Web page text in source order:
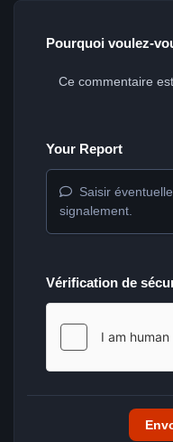
Pourquoi voulez-
Your Report
Saisir
signalement.
Vérification de